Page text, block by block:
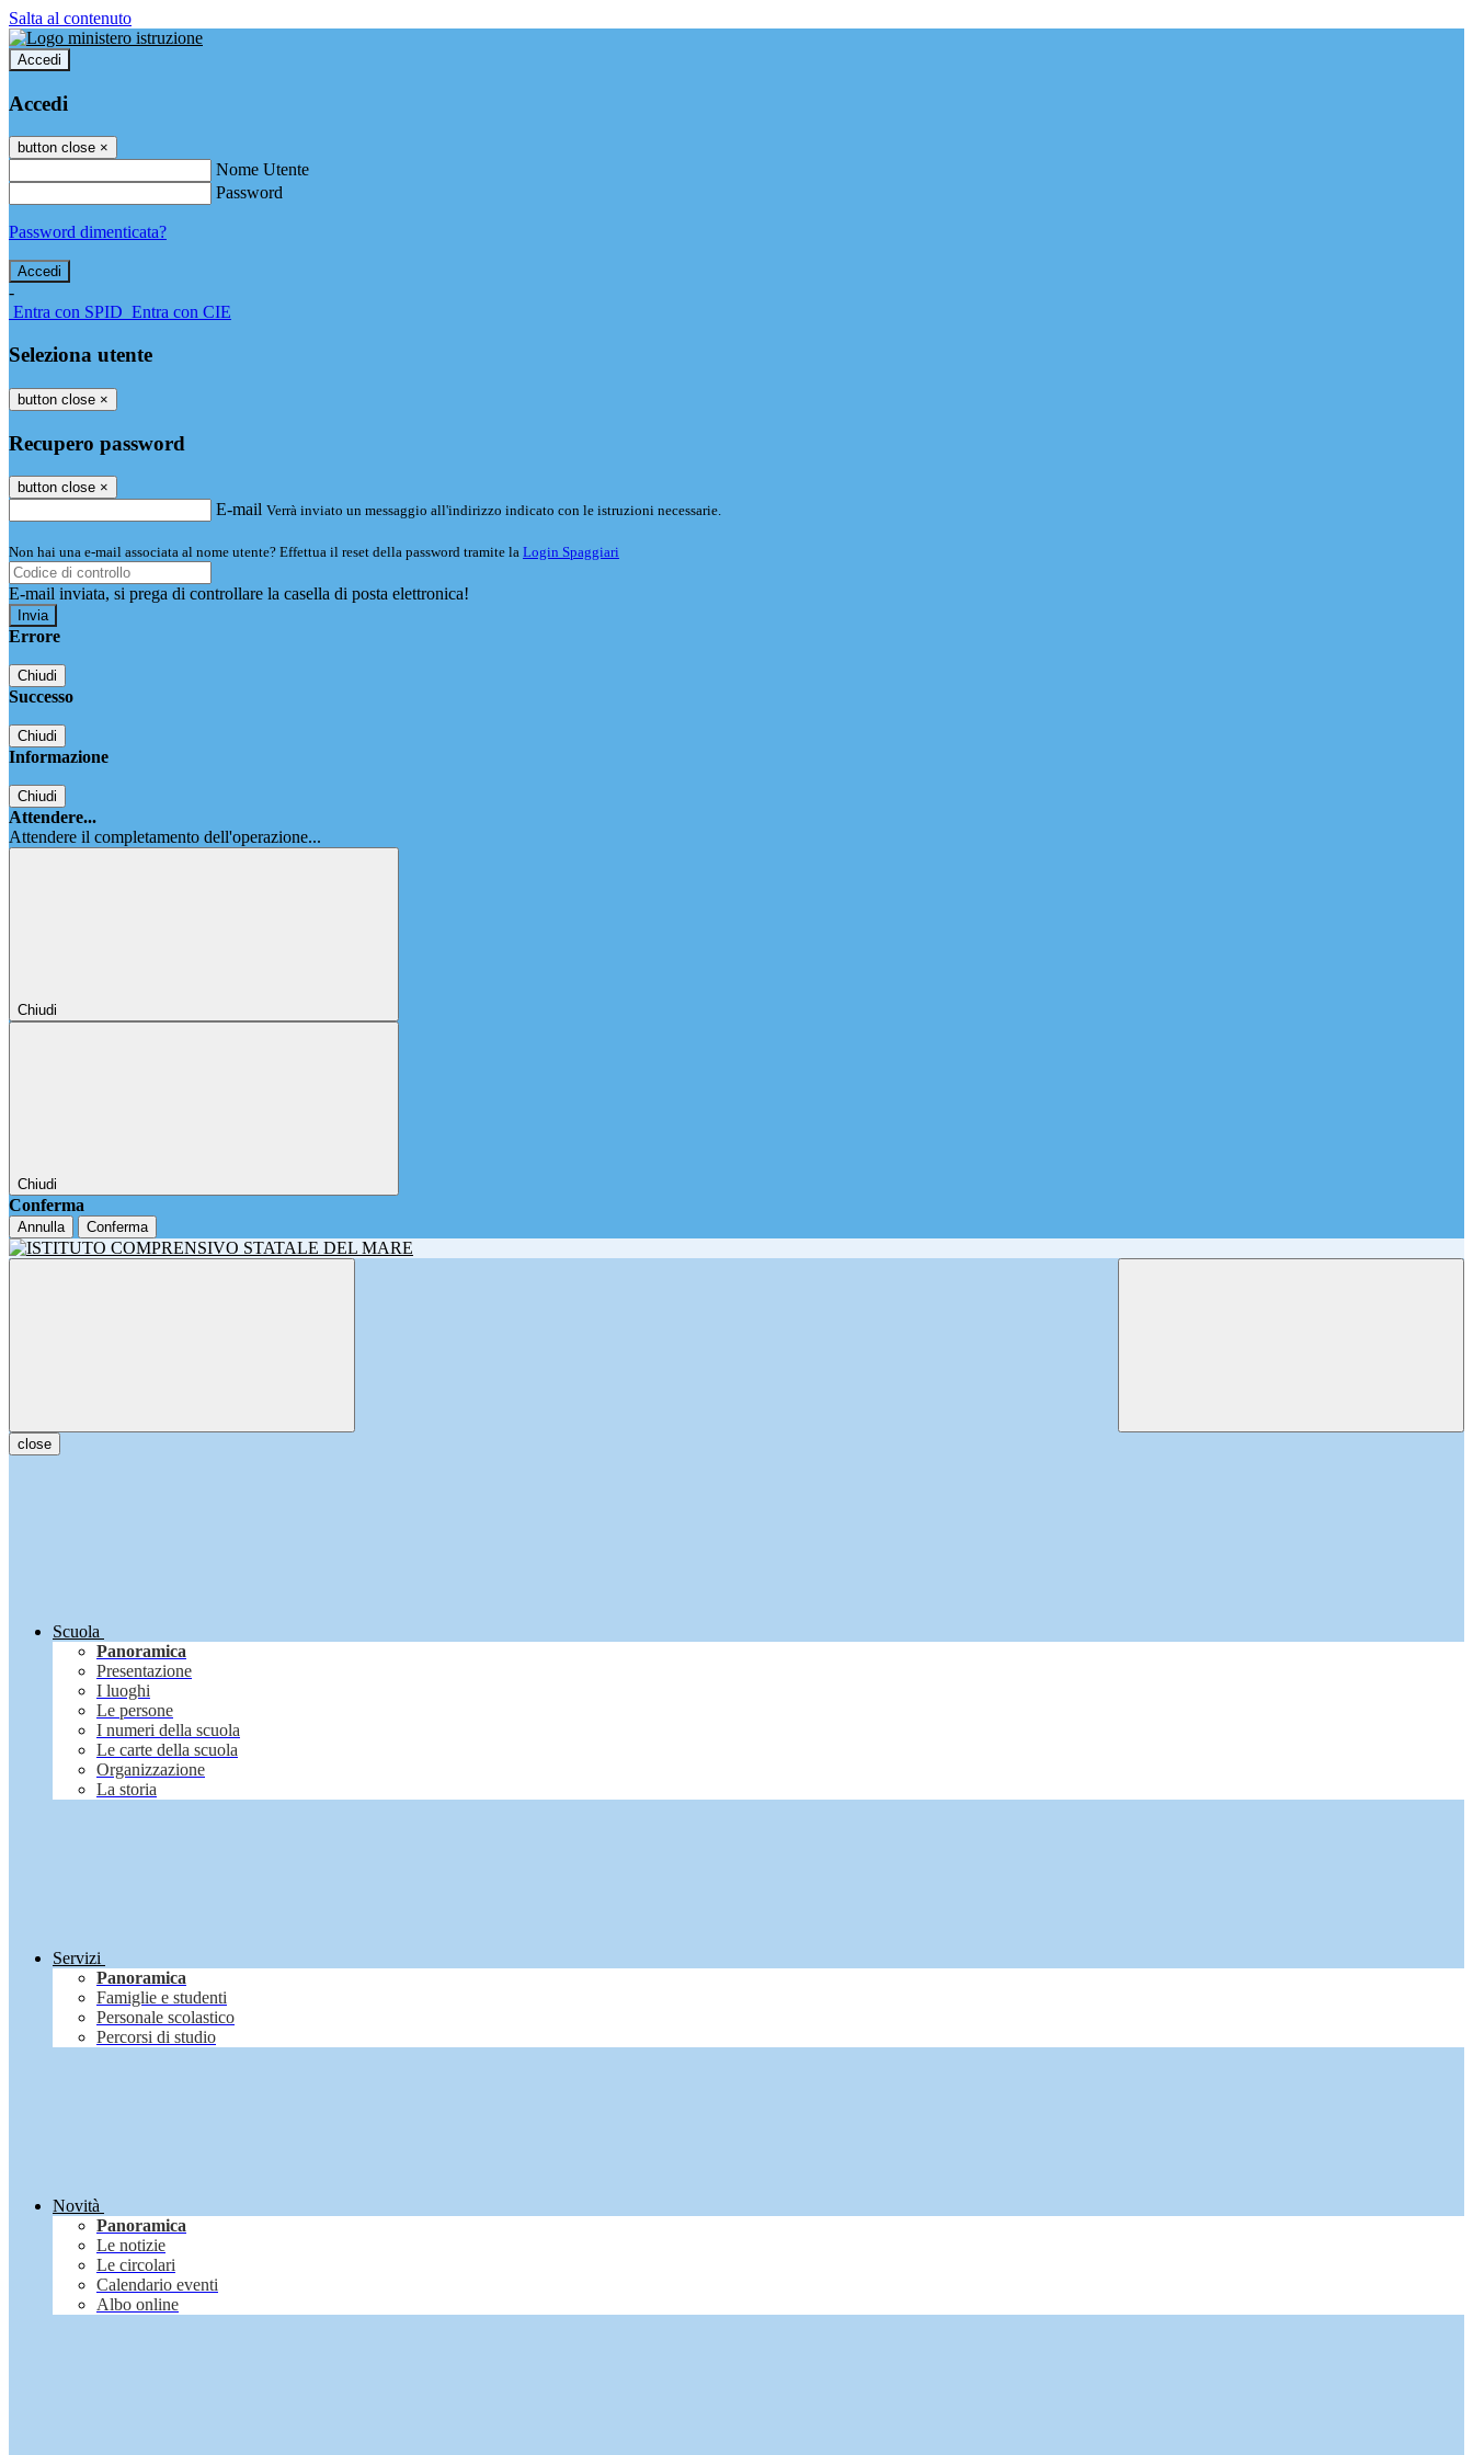
Salta al contenuto
Accedi
Accedi
button close ×
Nome Utente
Password
Password dimenticata?
-
Entra con SPID Entra con CIE
Seleziona utente
button close ×
Recupero password
button close ×
E-mail Verrà inviato un messaggio all'indirizzo indicato con le istruzioni necessarie.
Non hai una e-mail associata al nome utente? Effettua il reset della password tramite la Login Spaggiari
E-mail inviata, si prega di controllare la casella di posta elettronica!
Errore
Chiudi
Successo
Chiudi
Informazione
Chiudi
Attendere...
Attendere il completamento dell'operazione...
Chiudi
Chiudi
Conferma
Annulla Conferma
close
Scuola
Panoramica
Presentazione
I luoghi
Le persone
I numeri della scuola
Le carte della scuola
Organizzazione
La storia
Servizi
Panoramica
Famiglie e studenti
Personale scolastico
Percorsi di studio
Novità
Panoramica
Le notizie
Le circolari
Calendario eventi
Albo online